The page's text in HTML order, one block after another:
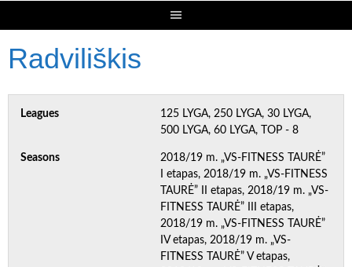
Radviliškis
Leagues
125 LYGA, 250 LYGA, 30 LYGA,
500 LYGA, 60 LYGA, TOP - 8
Seasons
2018/19 m. „VS-FITNESS TAURĖ”
I etapas, 2018/19 m. „VS-FITNESS
TAURĖ” II etapas, 2018/19 m. „VS-
FITNESS TAURĖ” III etapas,
2018/19 m. „VS-FITNESS TAURĖ”
IV etapas, 2018/19 m. „VS-
FITNESS TAURĖ” V etapas,